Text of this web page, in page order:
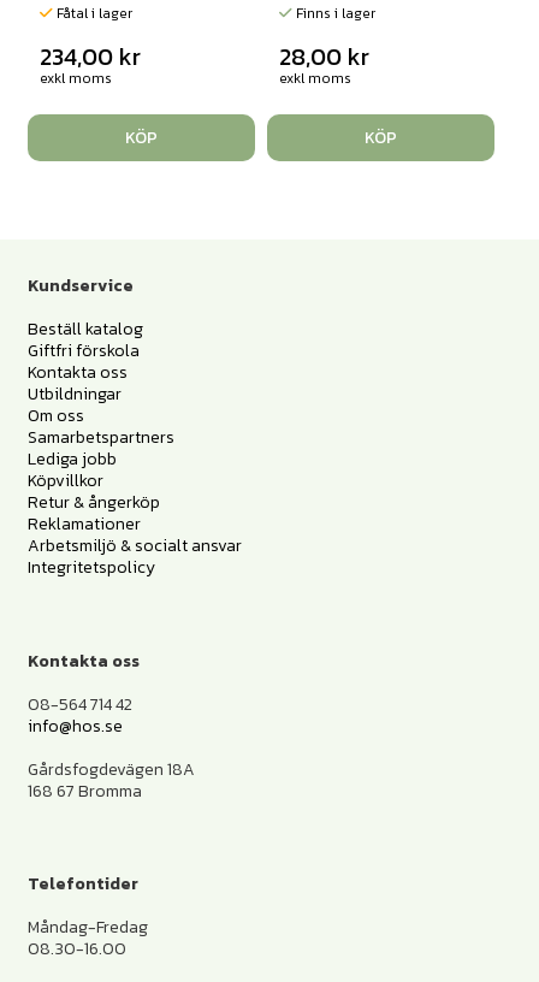
Fåtal i lager
234,00 kr
exkl moms
KÖP
Finns i lager
28,00 kr
exkl moms
KÖP
Kundservice
Beställ katalog
Giftfri förskola
Kontakta oss
Utbildningar
Om oss
Samarbetspartners
Lediga jobb
Köpvillkor
Retur & ångerköp
Reklamationer
Arbetsmiljö & socialt ansvar
Integritetspolicy
Kontakta oss
08-564 714 42
info@hos.se
Gårdsfogdevägen 18A
168 67 Bromma
Telefontider
Måndag-Fredag
08.30-16.00